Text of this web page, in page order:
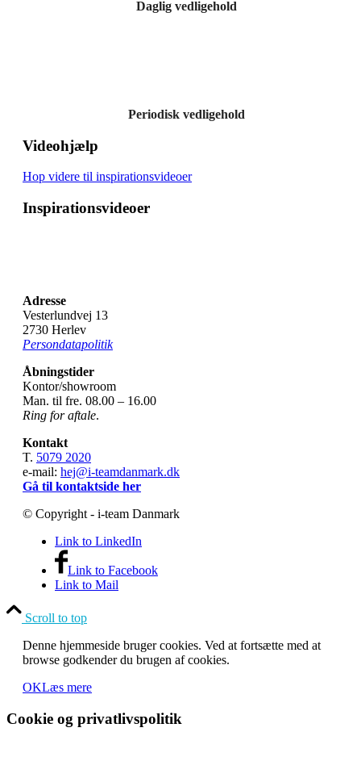
Daglig vedligehold
Periodisk vedligehold
Videohjælp
Hop videre til inspirationsvideoer
Inspirationsvideoer
Adresse
Vesterlundvej 13
2730 Herlev
Persondatapolitik
Åbningstider
Kontor/showroom
Man. til fre. 08.00 – 16.00
Ring for aftale.
Kontakt
T. 5079 2020
e-mail: hej@i-teamdanmark.dk
Gå til kontaktside her
© Copyright - i-team Danmark
Link to LinkedIn
Link to Facebook
Link to Mail
Scroll to top
Denne hjemmeside bruger cookies. Ved at fortsætte med at
browse godkender du brugen af cookies.
OKLæs mere
Cookie og privatlivspolitik